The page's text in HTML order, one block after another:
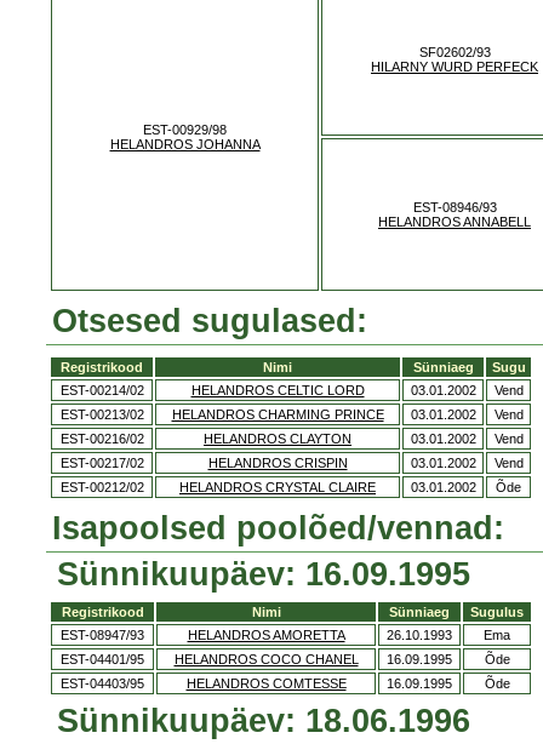
EST-00929/98
HELANDROS JOHANNA
SF02602/93
HILARNY WURD PERFECK
EST-08946/93
HELANDROS ANNABELL
Otsesed sugulased:
Registrikood Nimi Sünniaeg
Sugu
EST-00214/02
HELANDROS CELTIC LORD 03.01.2002
Vend
EST-00213/02
HELANDROS CHARMING PRINCE 03.01.2002
Vend
EST-00216/02
HELANDROS CLAYTON 03.01.2002
Vend
EST-00217/02
HELANDROS CRISPIN 03.01.2002
Vend
EST-00212/02
HELANDROS CRYSTAL CLAIRE 03.01.2002 Õde
Isapoolsed poolõed/vennad:
Sünnikuupäev: 16.09.1995
Registrikood Nimi Sünniaeg
Sugulus
EST-08947/93
HELANDROS AMORETTA 26.10.1993
Ema
EST-04401/95
HELANDROS COCO CHANEL 16.09.1995
Õde
EST-04403/95
HELANDROS COMTESSE 16.09.1995 Õde
Sünnikuupäev: 18.06.1996